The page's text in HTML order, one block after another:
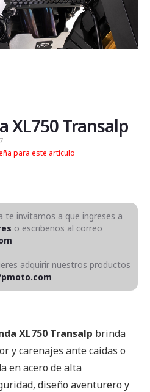
XL750 Transalp
para este artículo
te invitamos a que ingreses a
o escribenos al correo
adquirir nuestros productos
XL750 Transalp brinda
y carenajes ante caídas o
en acero de alta
diseño aventurero y